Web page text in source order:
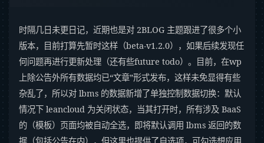
时隔几日未更日记，近期也是对 2BLOG 主题跟进了很多个小
版本，目前打算先暂时这样（beta-v1.2.0），如果后续发现任
何问题再进行更新处理（还有些future todo）。目前，在wp
上除公告外所有数据均已“文章”形式发布，这样未免显得有些
杂乱了，所以对 lbms 的数据新增了单独控制数据切换：默认
情况下 leancloud 为关闭状态，当其打开时，所有涉及 BaaS
的（模板）页面均被自动全选，即将默认调用 lbms 返回的数